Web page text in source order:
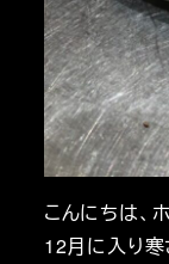
こんにちは、
12月に入り寒